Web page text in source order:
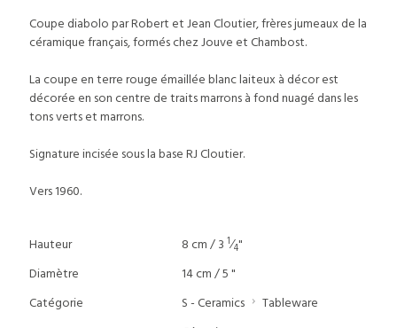
Coupe diabolo par Robert et Jean Cloutier, frères jumeaux de la
céramique français, formés chez Jouve et Chambost.
La coupe en terre rouge émaillée blanc laiteux à décor est
décorée en son centre de traits marrons à fond nuagé dans les
tons verts et marrons.
Signature incisée sous la base RJ Cloutier.
Vers 1960.
Hauteur 8 cm / 3 1⁄4"
Diamètre
14 cm / 5 "
Catégorie
S - Ceramics
Tableware